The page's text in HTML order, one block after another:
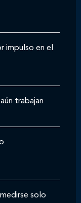
impulso en el
trabajan
solo